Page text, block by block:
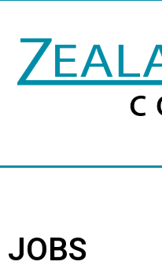
JOBS